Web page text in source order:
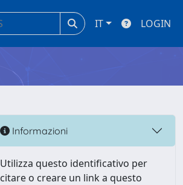
IT LOGIN
Informazioni
Utilizza questo identificativo per
citare o creare un link a questo